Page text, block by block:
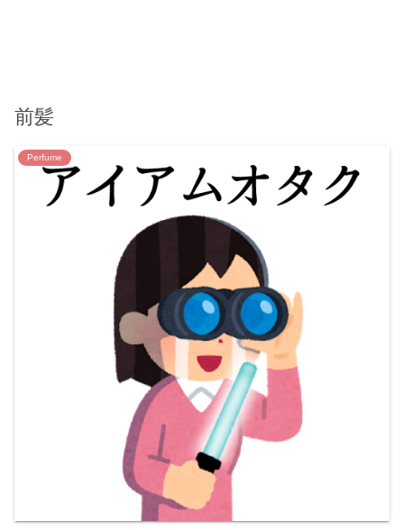
前髪
Perfume